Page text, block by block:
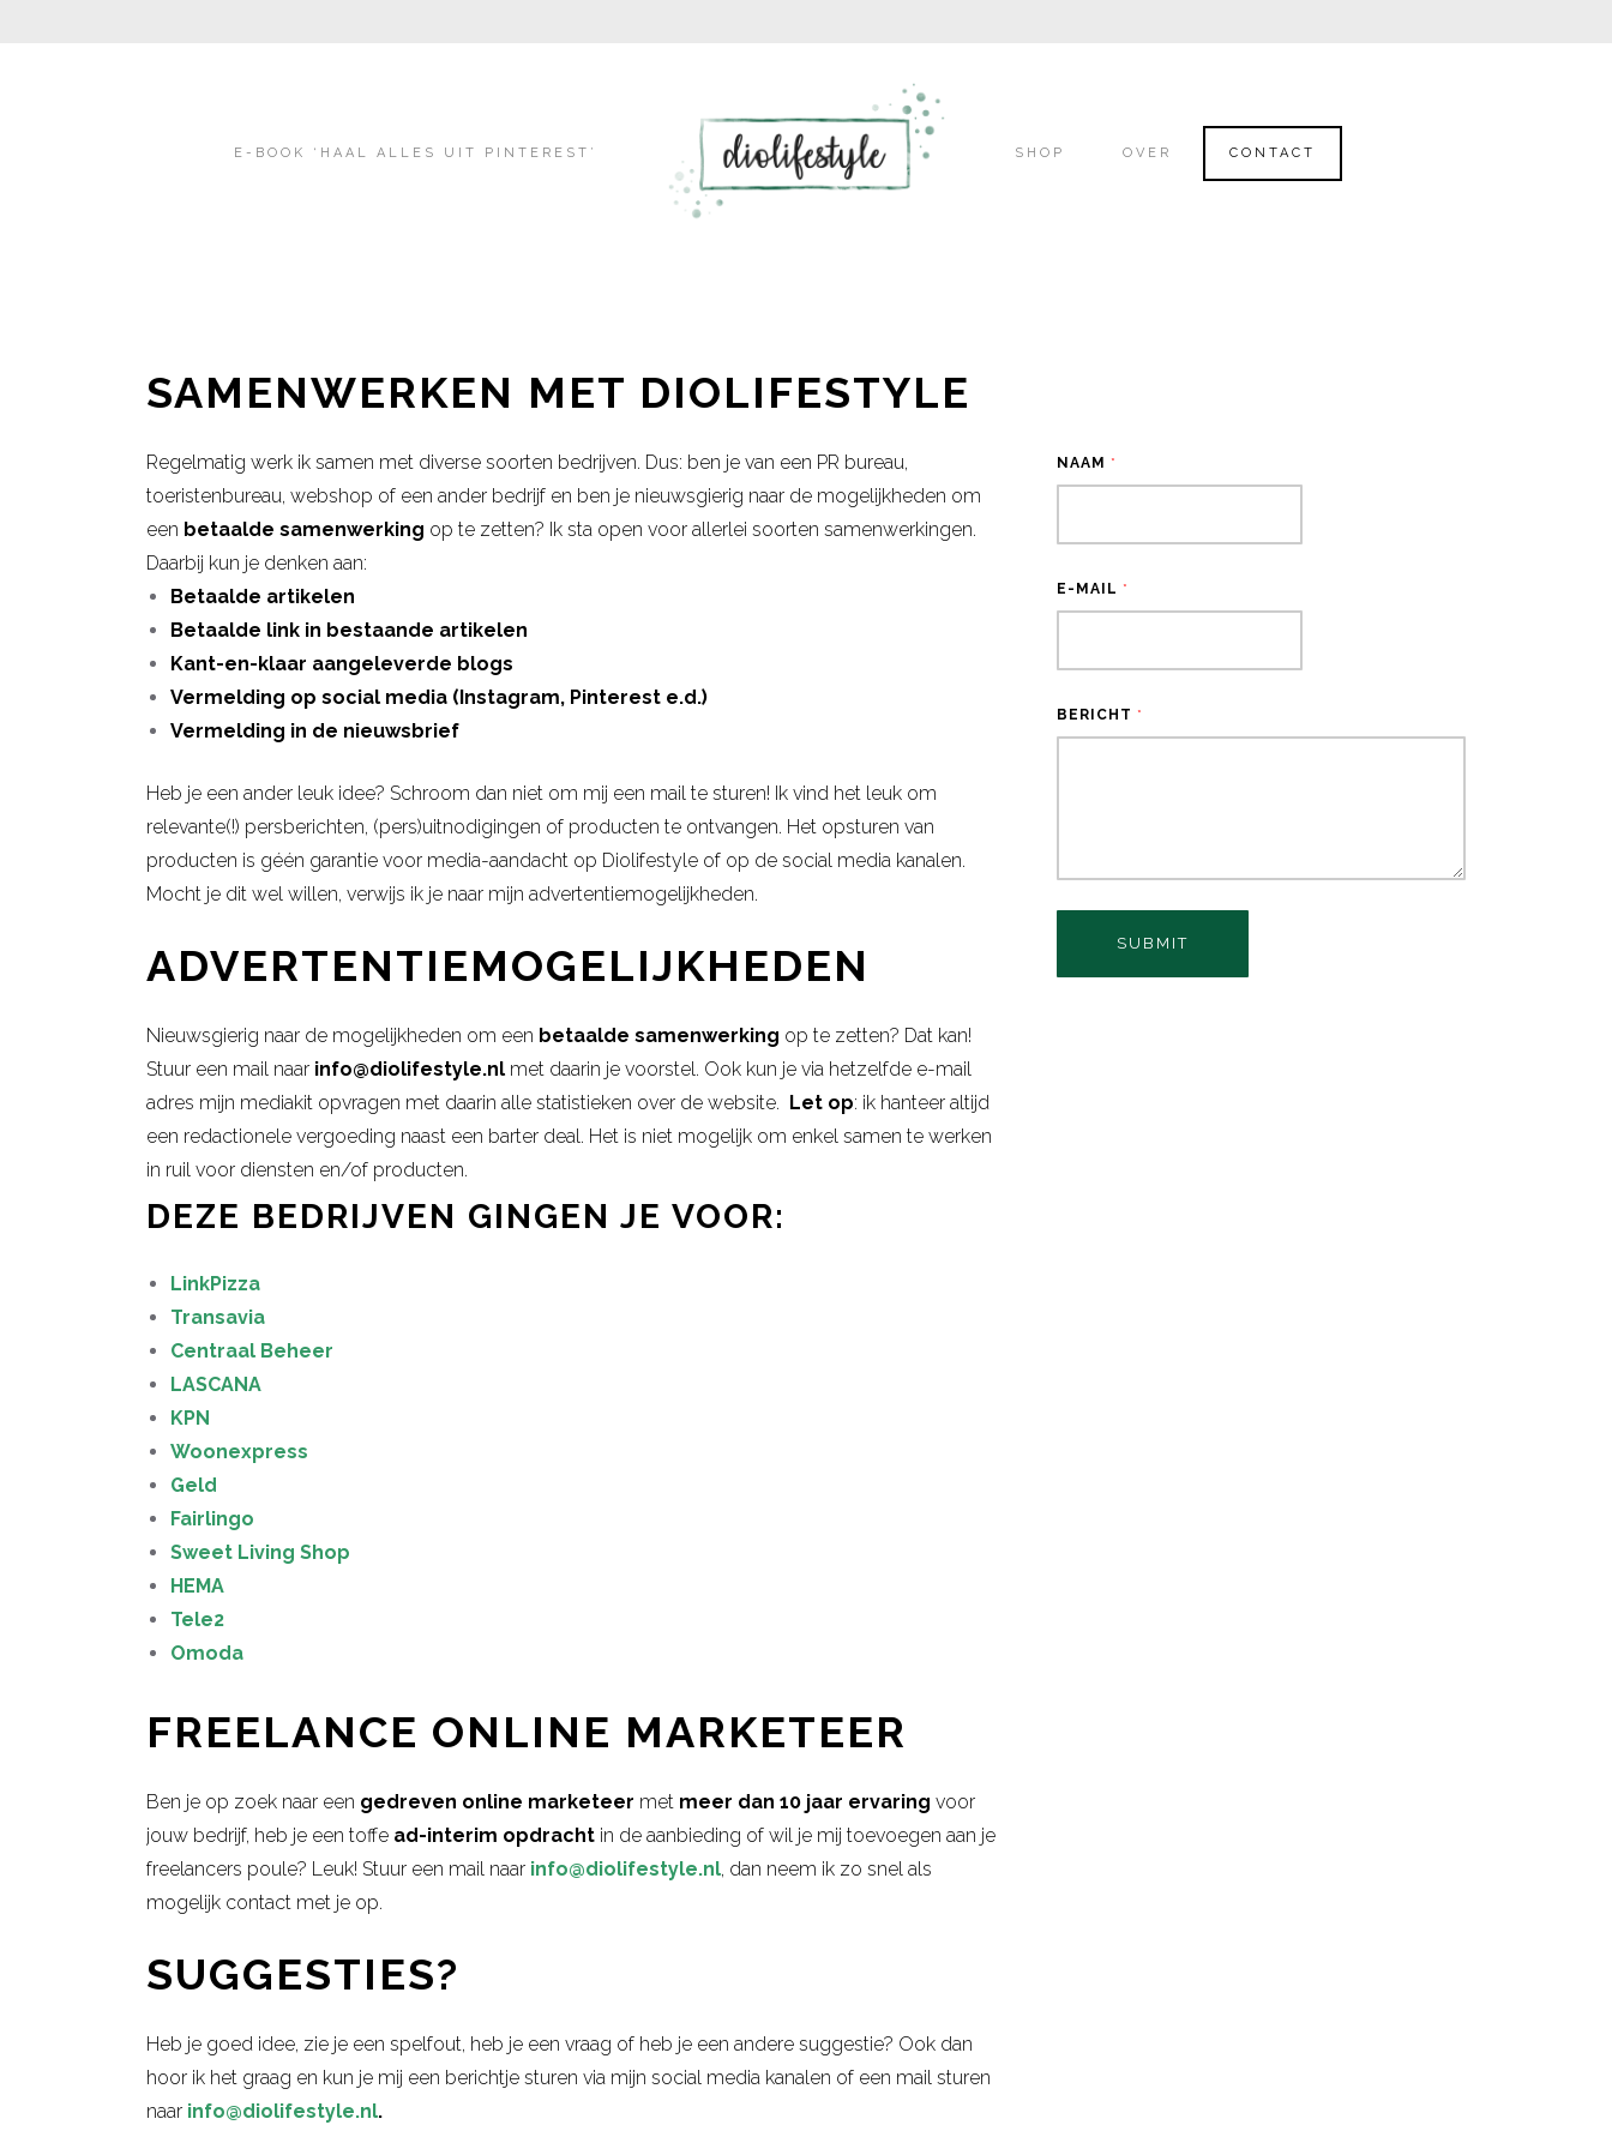
content
E-BOOK ‘HAAL ALLES UIT PINTEREST’ SHOP OVER CONTACT
SAMENWERKEN MET DIOLIFESTYLE
Regelmatig werk ik samen met diverse soorten bedrijven. Dus: ben je van een PR bureau,
toeristenbureau, webshop of een ander bedrijf en ben je nieuwsgierig naar de mogelijkheden om
een betaalde samenwerking op te zetten? Ik sta open voor allerlei soorten samenwerkingen.
Daarbij kun je denken aan:
Betaalde artikelen
Betaalde link in bestaande artikelen
Kant-en-klaar aangeleverde blogs
Vermelding op social media (Instagram, Pinterest e.d.)
Vermelding in de nieuwsbrief
Heb je een ander leuk idee? Schroom dan niet om mij een mail te sturen! Ik vind het leuk om
relevante(!) persberichten, (pers)uitnodigingen of producten te ontvangen. Het opsturen van
producten is géén garantie voor media-aandacht op Diolifestyle of op de social media kanalen.
Mocht je dit wel willen, verwijs ik je naar mijn advertentiemogelijkheden.
ADVERTENTIEMOGELIJKHEDEN
Nieuwsgierig naar de mogelijkheden om een betaalde samenwerking op te zetten? Dat kan!
Stuur een mail naar info@diolifestyle.nl met daarin je voorstel. Ook kun je via hetzelfde e-mail
adres mijn mediakit opvragen met daarin alle statistieken over de website. Let op: ik hanteer altijd
een redactionele vergoeding naast een barter deal. Het is niet mogelijk om enkel samen te werken
in ruil voor diensten en/of producten.
DEZE BEDRIJVEN GINGEN JE VOOR:
LinkPizza
Transavia
Centraal Beheer
LASCANA
KPN
Woonexpress
Geld
Fairlingo
Sweet Living Shop
HEMA
Tele2
Omoda
FREELANCE ONLINE MARKETEER
Ben je op zoek naar een gedreven online marketeer met meer dan 10 jaar ervaring voor
jouw bedrijf, heb je een toffe ad-interim opdracht in de aanbieding of wil je mij toevoegen aan je
freelancers poule? Leuk! Stuur een mail naar info@diolifestyle.nl, dan neem ik zo snel als
mogelijk contact met je op.
SUGGESTIES?
Heb je goed idee, zie je een spelfout, heb je een vraag of heb je een andere suggestie? Ook dan
hoor ik het graag en kun je mij een berichtje sturen via mijn social media kanalen of een mail sturen
naar info@diolifestyle.nl.
NAAM *
E-MAIL *
BERICHT *
SUBMIT